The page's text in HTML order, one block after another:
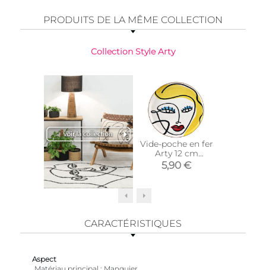
PRODUITS DE LA MÊME COLLECTION
Collection Style Arty
Vide-poche en fer
Arty 12 cm
(Modèle 1)
5,90 €
CARACTÉRISTIQUES
Aspect